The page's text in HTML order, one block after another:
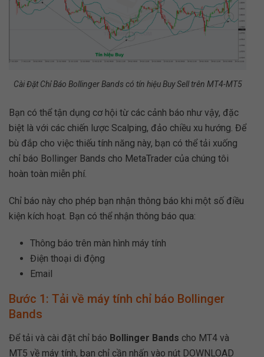
Cài Đặt Chỉ Báo Bollinger Bands có tín hiệu Buy Sell trên MT4-MT5
Bạn có thể tận dụng cơ hội từ các cảnh báo như vậy, đặc
biệt là với các chiến lược Scalping, đảo chiều xu hướng. Để
bù đắp cho việc thiếu tính năng này, bạn có thể tải xuống
chỉ báo Bollinger Bands cho MetaTrader của chúng tôi
hoàn toàn miễn phí.
Chỉ báo này cho phép bạn nhận thông báo khi một số điều
kiện kích hoạt. Bạn có thể nhận thông báo qua:
Thông báo trên màn hình máy tính
Điện thoại di động
Email
Bước 1: Tải về máy tính chỉ báo Bollinger
Bands
Để tải và cài đặt chỉ báo Bollinger Bands cho MT4 và
MT5 về máy tính, bạn chỉ cần nhấn vào nút DOWNLOAD